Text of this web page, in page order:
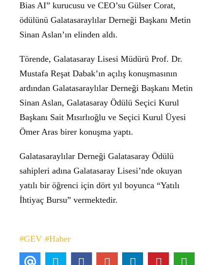
Bias AI” kurucusu ve CEO’su Gülser Corat,
ödülünü Galatasaraylılar Derneği Başkanı Metin
Sinan Aslan’ın elinden aldı.
Törende, Galatasaray Lisesi Müdürü Prof. Dr.
Mustafa Reşat Dabak’ın açılış konuşmasının
ardından Galatasaraylılar Derneği Başkanı Metin
Sinan Aslan, Galatasaray Ödülü Seçici Kurul
Başkanı Sait Mısırlıoğlu ve Seçici Kurul Üyesi
Ömer Aras birer konuşma yaptı.
Galatasaraylılar Derneği Galatasaray Ödülü
sahipleri adına Galatasaray Lisesi’nde okuyan
yatılı bir öğrenci için dört yıl boyunca “Yatılı
İhtiyaç Bursu” vermektedir.
#GEV #Haber